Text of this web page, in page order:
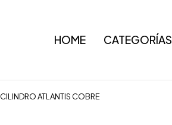
HOME CATEGORÍAS
CILINDRO ATLANTIS COBRE